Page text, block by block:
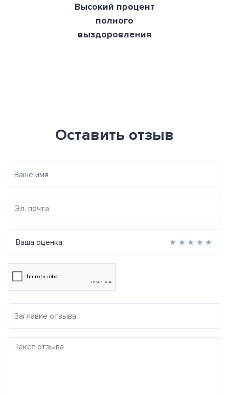
Высокий процент
полного
выздоровления
Оставить отзыв
Ваша оценка: ★
★
★
★
★